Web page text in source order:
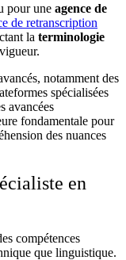
pour une agence de
de retranscription
la terminologie
notamment des
spécialisées
avancées
fondamentale pour
des nuances
en
compétences
que linguistique.